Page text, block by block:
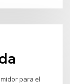
para el